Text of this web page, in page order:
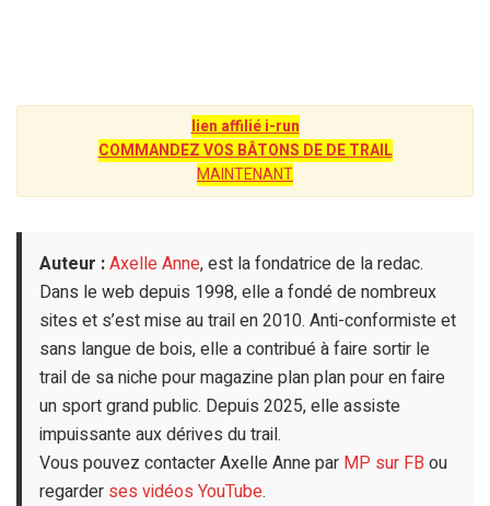
lien affilié i-run
COMMANDEZ VOS BÂTONS DE DE TRAIL
MAINTENANT
Auteur :Axelle Anne, est la fondatrice de la redac.
Dans le web depuis 1998, elle a fondé de nombreux
sites et s’est mise au trail en 2010. Anti-conformiste et
sans langue de bois, elle a contribué à faire sortir le
trail de sa niche pour magazine plan plan pour en faire
un sport grand public. Depuis 2025, elle assiste
impuissante aux dérives du trail.
Vous pouvez contacter Axelle Anne par MP sur FB ou
regarder ses vidéos YouTube.